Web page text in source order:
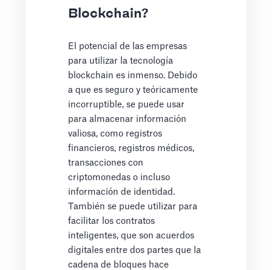
Blockchain?
El potencial de las empresas
para utilizar la tecnología
blockchain es inmenso. Debido
a que es seguro y teóricamente
incorruptible, se puede usar
para almacenar información
valiosa, como registros
financieros, registros médicos,
transacciones con
criptomonedas o incluso
información de identidad.
También se puede utilizar para
facilitar los contratos
inteligentes, que son acuerdos
digitales entre dos partes que la
cadena de bloques hace